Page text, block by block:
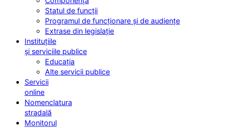
Statul de funcții
Programul de funcționare și de audiențe
Extrase din legislație
Instituțiile
și serviciile publice
Educația
Alte servicii publice
Servicii
online
Nomenclatura
stradală
Monitorul